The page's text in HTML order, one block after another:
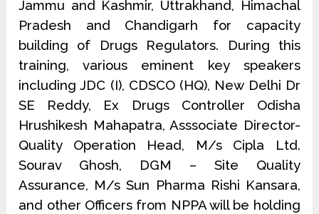
Jammu and Kashmir, Uttrakhand, Himachal
Pradesh and Chandigarh for capacity
building of Drugs Regulators. During this
training, various eminent key speakers
including JDC (I), CDSCO (HQ), New Delhi Dr
SE Reddy, Ex Drugs Controller Odisha
Hrushikesh Mahapatra, Asssociate Director-
Quality Operation Head, M/s Cipla Ltd.
Sourav Ghosh, DGM – Site Quality
Assurance, M/s Sun Pharma Rishi Kansara,
and other Officers from NPPA will be holding